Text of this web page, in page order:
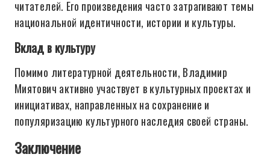
читателей. Его произведения часто затрагивают темы
национальной идентичности, истории и культуры.
Вклад в культуру
Помимо литературной деятельности, Владимир
Миятович активно участвует в культурных проектах и
инициативах, направленных на сохранение и
популяризацию культурного наследия своей страны.
Заключение